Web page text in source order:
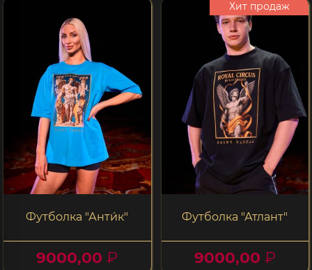
Футболка "Анти́к"
9000,00₽
Хит продаж
Футболка "Атлант"
9000,00 ₽